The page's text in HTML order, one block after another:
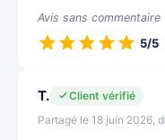
Avis sans commentaire
5/5
T.
Client vérifié
Partagé le 18 juin 2026,